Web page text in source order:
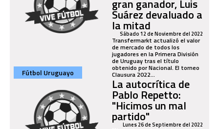
gran ganador, Luis
Suárez devaluado a
la mitad
Sábado 12 de Noviembre del 2022
Transfermarkt actualizó el valor
de mercado de todos los
jugadores en la Primera División
de Uruguay tras el título
obtenido por Nacional. El torneo
Clausura 2022...
Fútbol Uruguayo
La autocrítica de
Pablo Repetto:
"Hicimos un mal
partido"
Lunes 26 de Septiembre del 2022